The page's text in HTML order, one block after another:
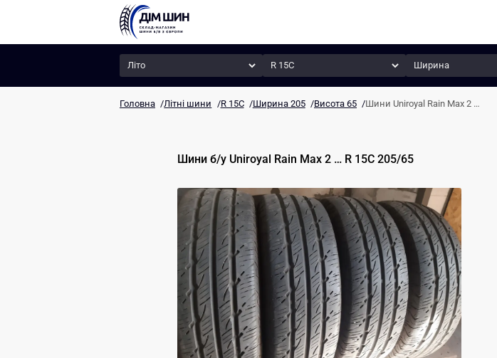
Сезон Радіус Ширина
Головна /Літні шини /R 15C /Ширина 205 /Висота 65 /Шини Uniroyal Rain Max 2 …
Шини б/у Uniroyal Rain Max 2 … R 15C 205/65